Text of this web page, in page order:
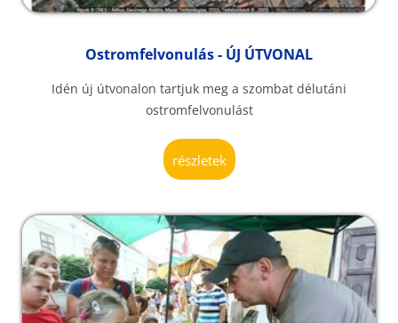
Ostromfelvonulás - ÚJ ÚTVONAL
Idén új útvonalon tartjuk meg a szombat délutáni
ostromfelvonulást
részletek